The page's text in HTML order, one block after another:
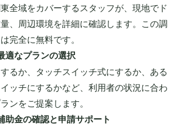
全域をカバーするスタッフが、現地でド
、周辺環境を詳細に確認します。この調
完全に無料です。
適なプランの選択
るか、タッチスイッチ式にするか、ある
ッチにするかなど、利用者の状況に合わ
ンをご提案します。
助金の確認と申請サポート